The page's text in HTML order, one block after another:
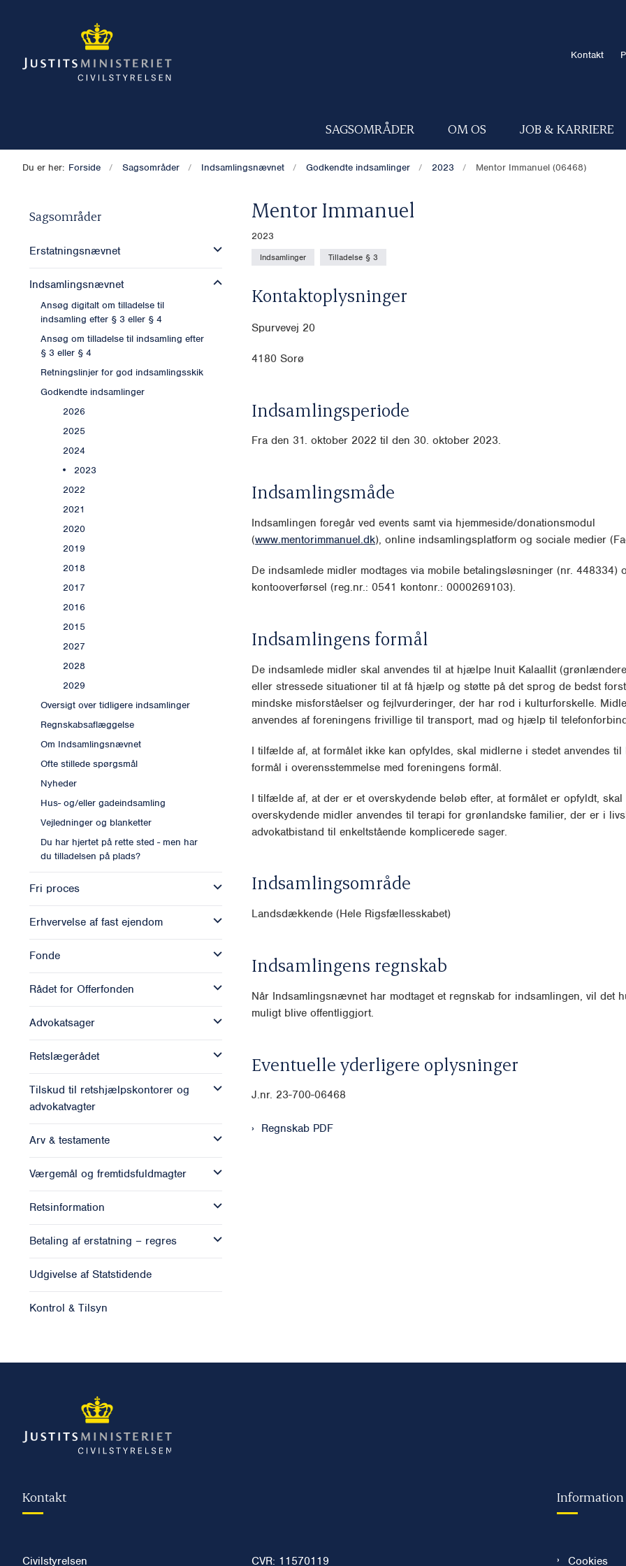
Kontakt
SAGSOMRÅDER OM OS JOB & KARRIERE
Du er her: Forside Sagsområder Indsamlingsnævnet Godkendte indsamlinger 2023 Mentor Immanuel (06468)
Sagsområder
Erstatningsnævnet
Indsamlingsnævnet
Ansøg digitalt om tilladelse til
indsamling efter § 3 eller § 4
Ansøg om tilladelse til indsamling efter
§ 3 eller § 4
Retningslinjer for god indsamlingsskik
Godkendte indsamlinger
2026
2025
2024
2023
2022
2021
2020
2019
2018
2017
2016
2015
2027
2028
2029
Oversigt over tidligere indsamlinger
Regnskabsaflæggelse
Om Indsamlingsnævnet
Ofte stillede spørgsmål
Nyheder
Hus- og/eller gadeindsamling
Vejledninger og blanketter
Du har hjertet på rette sted - men har
du tilladelsen på plads?
Fri proces
Erhvervelse af fast ejendom
Fonde
Rådet for Offerfonden
Advokatsager
Retslægerådet
Tilskud til retshjælpskontorer og
advokatvagter
Arv & testamente
Værgemål og fremtidsfuldmagter
Retsinformation
Betaling af erstatning – regres
Udgivelse af Statstidende
Kontrol & Tilsyn
Mentor Immanuel
2023
Indsamlinger Tilladelse § 3
Kontaktoplysninger
Spurvevej 20
4180 Sorø
Indsamlingsperiode
Fra den 31. oktober 2022 til den 30. oktober 2023.
Indsamlingsmåde
Indsamlingen foregår ved events samt via hjemmeside/donationsmodul
(www.mentorimmanuel.dk), online indsamlingsplatform og sociale medier
De indsamlede midler modtages via mobile betalingsløsninger (nr. 448334)
kontooverførsel (reg.nr.: 0541 kontonr.: 0000269103).
Indsamlingens formål
De indsamlede midler skal anvendes til at hjælpe Inuit Kalaallit
eller stressede situationer til at få hjælp og støtte på det sprog de bedst
mindske misforståelser og fejlvurderinger, der har rod i kulturforskelle.
anvendes af foreningens frivillige til transport, mad og hjælp til
I tilfælde af, at formålet ikke kan opfyldes, skal midlerne i stedet anvendes
formål i overensstemmelse med foreningens formål.
I tilfælde af, at der er et overskydende beløb efter, at formålet er opfyldt, skal
overskydende midler anvendes til terapi for grønlandske familier, der er i
advokatbistand til enkeltstående komplicerede sager.
Indsamlingsområde
Landsdækkende (Hele Rigsfællesskabet)
Indsamlingens regnskab
Når Indsamlingsnævnet har modtaget et regnskab for indsamlingen, vil det
muligt blive offentliggjort.
Eventuelle yderligere oplysninger
J.nr. 23-700-06468
Regnskab PDF
Kontakt
Civilstyrelsen CVR: 11570119
Information
Cookies